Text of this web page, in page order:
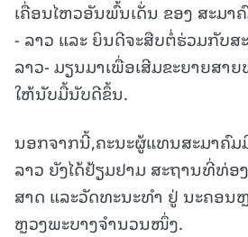
ເຄື່ອນໄຫວອັນພົ້ນເດັ່ນ ຂອງ ສະມາ
- ລາວ ແລະ ຍິນດີຈະສືບຕໍ່ຮ່ວມກັບ
ລາວ- ມຽນມາເພື່ອເສີມຂະຍາຍສ
ໃຫ້ນັບມື້ນັບດີຂຶ້ນ.
ນອກຈາກນີ້,ຄະນະຜູ້ແທນສະມາຄົມ
ລາວ ຍັງໄດ້ຢ້ຽມຢາມ ສະຖານທີ່ທ່
ສາດ ແລະວັດທະນະທຳ ຢູ່ ນະຄອນ
ຫຼວງພະບາງຈຳນວນໜຶ່ງ.